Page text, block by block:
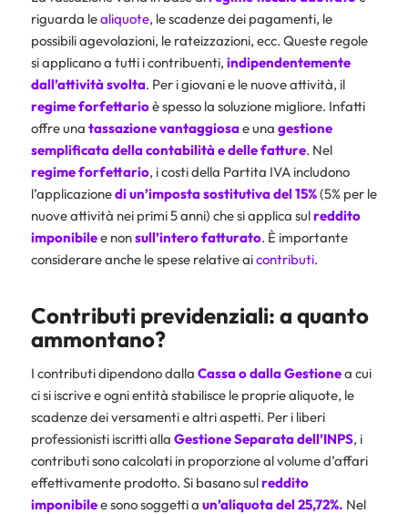
riguarda lealiquote, le scadenze dei pagamenti, le
possibili agevolazioni, le rateizzazioni, ecc. Queste regole
si applicano a tutti i contribuenti, indipendentemente
dall’attività svolta. Per i giovani e le nuove attività, il
regime forfettarioè spesso la soluzione migliore. Infatti
offre una tassazione vantaggiosae una gestione
semplificata della contabilità e delle fatture. Nel
regimeforfettario, i costi della Partita IVA includono
l’applicazionedi un’imposta sostitutiva del 15%(5% per le
nuove attività nei primi 5 anni) che si applica sulreddito
imponibilee nonsull’intero fatturato. È importante
considerare anche le spese relative aicontributi.
Contributi previdenziali: a quanto
ammontano?
I contributi dipendono dalla Cassa o dalla Gestionea cui
ci si iscrive e ogni entità stabilisce le proprie aliquote, le
scadenze dei versamenti e altri aspetti. Per i liberi
professionisti iscritti alla Gestione Separata dell’INPS, i
contributi sono calcolati in proporzione al volume d’affari
effettivamente prodotto. Si basano sulreddito
imponibilee sono soggetti a un’aliquota del 25,72%. Nel